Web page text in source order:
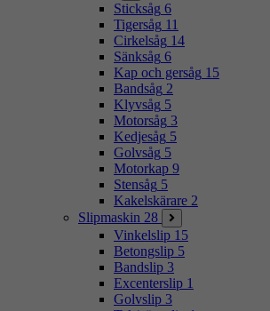
Sticksåg 6
Tigersåg 11
Cirkelsåg 14
Sänksåg 6
Kap och gersåg 15
Bandsåg 2
Klyvsåg 5
Motorsåg 3
Kedjesåg 5
Golvsåg 5
Motorkap 9
Stensåg 5
Kakelskärare 2
Slipmaskin 28
Vinkelslip 15
Betongslip 5
Bandslip 3
Excenterslip 1
Golvslip 3